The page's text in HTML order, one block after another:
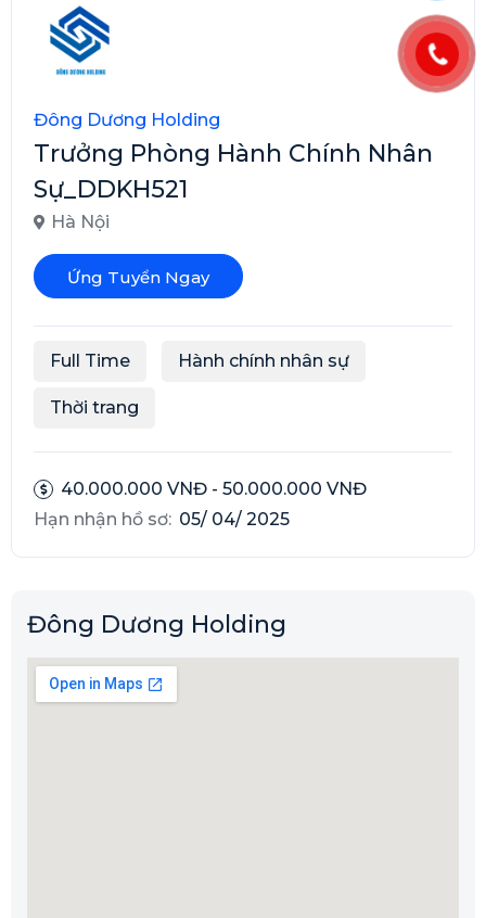
Đông Dương Holding
Trưởng Phòng Hành Chính Nhân
Sự_DDKH521
Hà Nội
Ứng Tuyển Ngay
Full Time Hành chính nhân sự
Thời trang
40.000.000 VNĐ - 50.000.000 VNĐ
Hạn nhận hồ sơ: 05/ 04/ 2025
Đông Dương Holding